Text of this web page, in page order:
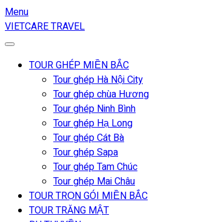
Menu
VIETCARE TRAVEL
TOUR GHÉP MIỀN BẮC
Tour ghép Hà Nội City
Tour ghép chùa Hương
Tour ghép Ninh Bình
Tour ghép Hạ Long
Tour ghép Cát Bà
Tour ghép Sapa
Tour ghép Tam Chúc
Tour ghép Mai Châu
TOUR TRỌN GÓI MIỀN BẮC
TOUR TRĂNG MẬT